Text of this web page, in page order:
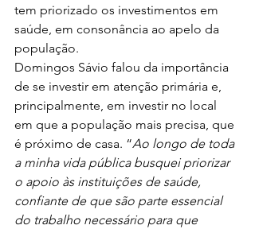
tem priorizado os investimentos em
saúde, em consonância ao apelo da
população.
Domingos Sávio falou da importância
de se investir em atenção primária e,
principalmente, em investir no local
em que a população mais precisa, que
é próximo de casa. “Ao longo de toda
a minha vida pública busquei priorizar
o apoio às instituições de saúde,
confiante de que são parte essencial
do trabalho necessário para que